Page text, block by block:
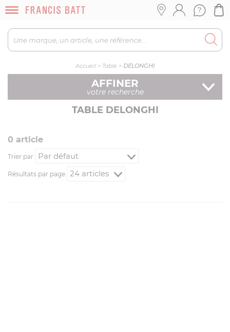
Accueil > Table > DELONGHI
AFFINER
votre recherche
TABLE DELONGHI
0 article
Trier par
Résultats par page